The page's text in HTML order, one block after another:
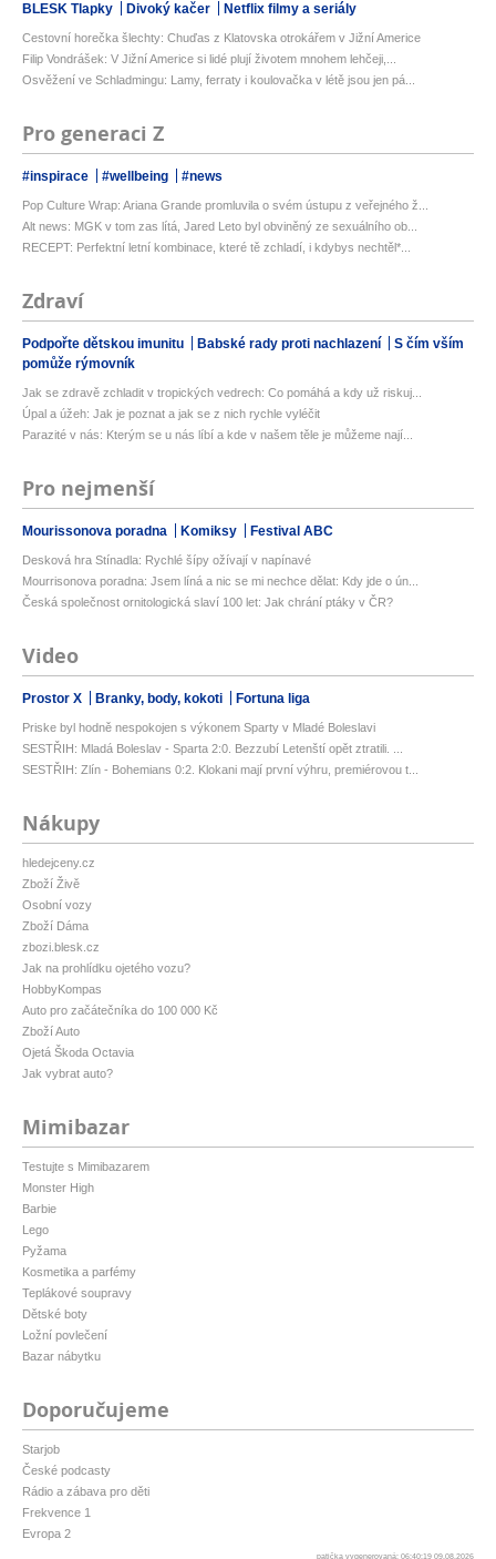
BLESK Tlapky Divoký kačer Netflix filmy a seriály
Cestovní horečka šlechty: Chuďas z Klatovska otrokářem v Jižní Americe
Filip Vondrášek: V Jižní Americe si lidé plují životem mnohem lehčeji,...
Osvěžení ve Schladmingu: Lamy, ferraty i koulovačka v létě jsou jen pá...
Pro generaci Z
#inspirace #wellbeing #news
Pop Culture Wrap: Ariana Grande promluvila o svém ústupu z veřejného ž...
Alt news: MGK v tom zas lítá, Jared Leto byl obviněný ze sexuálního ob...
RECEPT: Perfektní letní kombinace, které tě zchladí, i kdybys nechtěl*...
Zdraví
Podpořte dětskou imunitu Babské rady proti nachlazení
S čím vším
pomůže rýmovník
Jak se zdravě zchladit v tropických vedrech: Co pomáhá a kdy už riskuj...
Úpal a úžeh: Jak je poznat a jak se z nich rychle vyléčit
Parazité v nás: Kterým se u nás líbí a kde v našem těle je můžeme nají...
Pro nejmenší
Mourissonova poradna Komiksy Festival ABC
Desková hra Stínadla: Rychlé šípy ožívají v napínavé
Mourrisonova poradna: Jsem líná a nic se mi nechce dělat: Kdy jde o ún...
Česká společnost ornitologická slaví 100 let: Jak chrání ptáky v ČR?
Video
Prostor X Branky, body, kokoti Fortuna liga
Priske byl hodně nespokojen s výkonem Sparty v Mladé Boleslavi
SESTŘIH: Mladá Boleslav - Sparta 2:0. Bezzubí Letenští opět ztratili. ...
SESTŘIH: Zlín - Bohemians 0:2. Klokani mají první výhru, premiérovou t...
Nákupy
hledejceny.cz
Zboží Živě
Osobní vozy
Zboží Dáma
zbozi.blesk.cz
Jak na prohlídku ojetého vozu?
HobbyKompas
Auto pro začátečníka do 100 000 Kč
Zboží Auto
Ojetá Škoda Octavia
Jak vybrat auto?
Mimibazar
Testujte s Mimibazarem
Monster High
Barbie
Lego
Pyžama
Kosmetika a parfémy
Teplákové soupravy
Dětské boty
Ložní povlečení
Bazar nábytku
Doporučujeme
Starjob
České podcasty
Rádio a zábava pro děti
Frekvence 1
Evropa 2
patička vygenerovaná: 06:40:19 09.08.2026